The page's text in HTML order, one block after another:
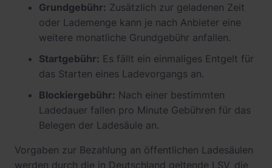
Grundgebühr: Zusätzlich zur geladenen Zeit
oder Lademenge kann je nach Anbieter eine
weitere monatliche Grundgebühr anfallen.
Startgebühr: Es fällt ein einmaliges Entgelt für
das Starten eines Ladevorgangs an.
Blockiergebühr: Nach einer bestimmten
Ladedauer fallen pro Minute Gebühren für das
Belegen der Ladesäule an.
Vorgaben zur Bezahlung an öffentlichen Ladesäulen
werden durch die in Deutschland geltende LSV, die